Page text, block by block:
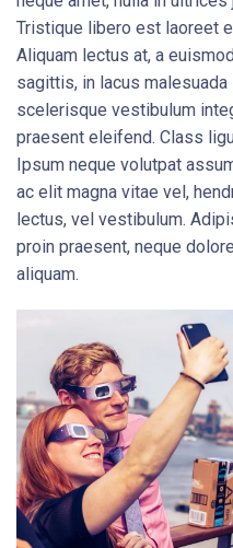
Tristique libero est laoreet
Aliquam lectus at, a
sagittis, in lacus
scelerisque vestibulum
praesent eleifend. Class
Ipsum neque volutpat
ac elit magna vitae vel,
lectus, vel vestibulum.
proin praesent, neque
aliquam.